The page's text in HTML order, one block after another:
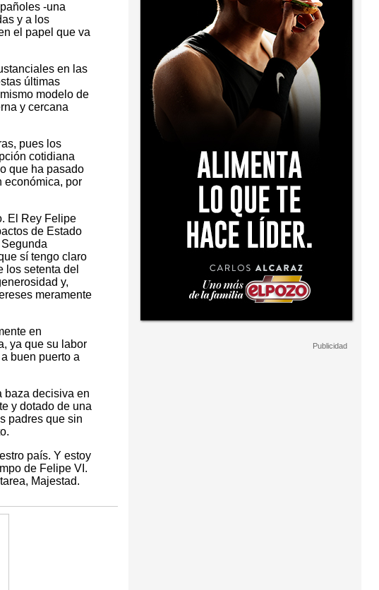
-una
y a los
el papel que va
en las
últimas
modelo de
y cercana
pues los
cotidiana
que ha pasado
económica, por
El Rey Felipe
de Estado
sí tengo claro
los setenta del
y,
meramente
en
ya que su labor
buen puerto a
baza decisiva en
y dotado de una
padres que sin
país. Y estoy
de Felipe VI.
Majestad.